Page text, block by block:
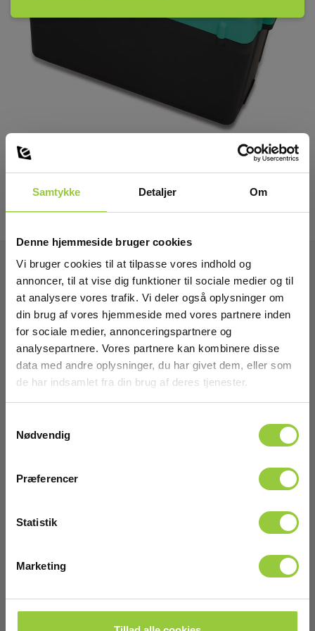
Samtykke Detaljer Om
Denne hjemmeside bruger cookies
Vi bruger cookies til at tilpasse vores indhold og
annoncer, til at vise dig funktioner til sociale medier og til
at analysere vores trafik. Vi deler også oplysninger om
din brug af vores hjemmeside med vores partnere inden
for sociale medier, annonceringspartnere og
analysepartnere. Vores partnere kan kombinere disse
data med andre oplysninger, du har givet dem, eller som
de har indsamlet fra din brug af deres tjenester.
Nødvendig
Præferencer
Statistik
Marketing
Tekniske Data:
Batteri
Batteri:
6 x AA Alkaline (inkl.)
Installationstest/KLS
Baggrundsbelyst LCD
Hukommelse:
Nej
Download
Manualer
Elma_Manual_Kyoritsu_4140_loopmeter__EN.pdf